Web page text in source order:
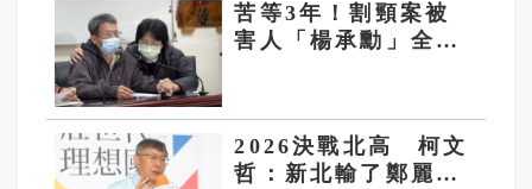
苦等3年！割頸案被
害人「楊承勳」全名
2026決戰北高 柯文
哲：新北輸了鄭麗文